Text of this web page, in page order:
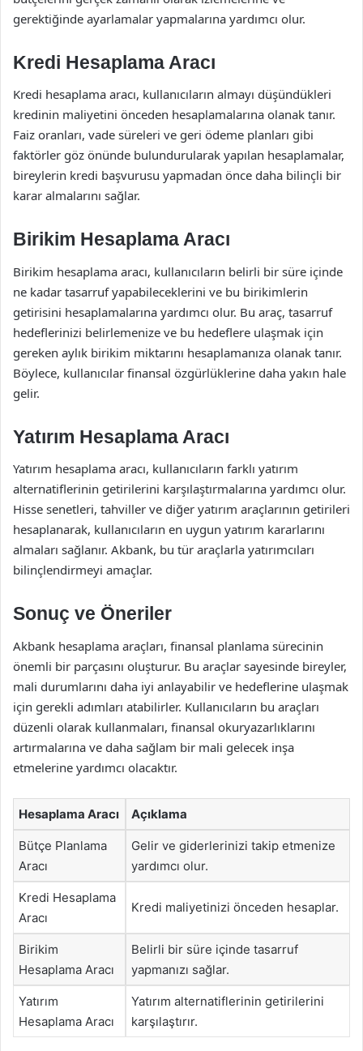
gerektiğinde ayarlamalar yapmalarına yardımcı olur.
Kredi Hesaplama Aracı
Kredi hesaplama aracı, kullanıcıların almayı düşündükleri
kredinin maliyetini önceden hesaplamalarına olanak tanır.
Faiz oranları, vade süreleri ve geri ödeme planları gibi
faktörler göz önünde bulundurularak yapılan hesaplamalar,
bireylerin kredi başvurusu yapmadan önce daha bilinçli bir
karar almalarını sağlar.
Birikim Hesaplama Aracı
Birikim hesaplama aracı, kullanıcıların belirli bir süre içinde
ne kadar tasarruf yapabileceklerini ve bu birikimlerin
getirisini hesaplamalarına yardımcı olur. Bu araç, tasarruf
hedeflerinizi belirlemenize ve bu hedeflere ulaşmak için
gereken aylık birikim miktarını hesaplamanıza olanak tanır.
Böylece, kullanıcılar finansal özgürlüklerine daha yakın hale
gelir.
Yatırım Hesaplama Aracı
Yatırım hesaplama aracı, kullanıcıların farklı yatırım
alternatiflerinin getirilerini karşılaştırmalarına yardımcı olur.
Hisse senetleri, tahviller ve diğer yatırım araçlarının getirileri
hesaplanarak, kullanıcıların en uygun yatırım kararlarını
almaları sağlanır. Akbank, bu tür araçlarla yatırımcıları
bilinçlendirmeyi amaçlar.
Sonuç ve Öneriler
Akbank hesaplama araçları, finansal planlama sürecinin
önemli bir parçasını oluşturur. Bu araçlar sayesinde bireyler,
mali durumlarını daha iyi anlayabilir ve hedeflerine ulaşmak
için gerekli adımları atabilirler. Kullanıcıların bu araçları
düzenli olarak kullanmaları, finansal okuryazarlıklarını
artırmalarına ve daha sağlam bir mali gelecek inşa
etmelerine yardımcı olacaktır.
Hesaplama Aracı Açıklama
Bütçe Planlama
Aracı
Gelir ve giderlerinizi takip etmenize
yardımcı olur.
Kredi Hesaplama
Aracı
Kredi maliyetinizi önceden hesaplar.
Birikim
Hesaplama Aracı
Belirli bir süre içinde tasarruf
yapmanızı sağlar.
Yatırım
Hesaplama Aracı
Yatırım alternatiflerinin getirilerini
karşılaştırır.